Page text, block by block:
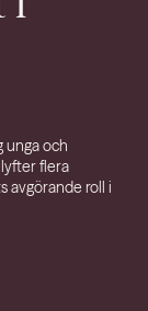
unga och
flera
avgörande roll i